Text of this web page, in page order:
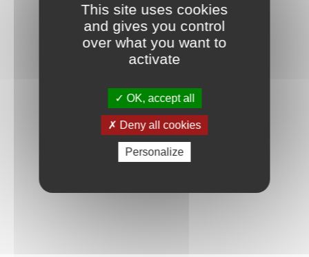
This site uses cookies
and gives you control
over what you want to
activate
OK, accept all
Deny all cookies
Personalize